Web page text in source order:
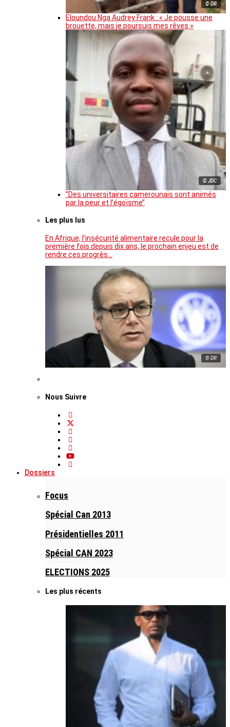
© DR
Eloundou Nga Audrey Frank : « Je pousse une
brouette, mais je poursuis mes rêves »
© JDC
‘’Des universitaires camerounais sont animés
par la peur et l’égoïsme’’
Les plus lus
En Afrique, l’insécurité alimentaire recule pour la
première fois depuis dix ans, le prochain enjeu est de
rendre ces progrès…
© DR
Nous Suivre
Dossiers
Focus
Spécial Can 2013
Présidentielles 2011
Spécial CAN 2023
ELECTIONS 2025
Les plus récents